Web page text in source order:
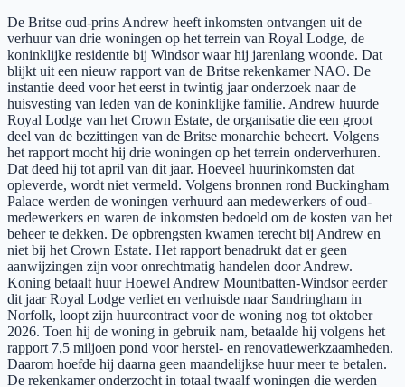
De Britse oud-prins Andrew heeft inkomsten ontvangen uit de
verhuur van drie woningen op het terrein van Royal Lodge, de
koninklijke residentie bij Windsor waar hij jarenlang woonde. Dat
blijkt uit een nieuw rapport van de Britse rekenkamer NAO. De
instantie deed voor het eerst in twintig jaar onderzoek naar de
huisvesting van leden van de koninklijke familie. Andrew huurde
Royal Lodge van het Crown Estate, de organisatie die een groot
deel van de bezittingen van de Britse monarchie beheert. Volgens
het rapport mocht hij drie woningen op het terrein onderverhuren.
Dat deed hij tot april van dit jaar. Hoeveel huurinkomsten dat
opleverde, wordt niet vermeld. Volgens bronnen rond Buckingham
Palace werden de woningen verhuurd aan medewerkers of oud-
medewerkers en waren de inkomsten bedoeld om de kosten van het
beheer te dekken. De opbrengsten kwamen terecht bij Andrew en
niet bij het Crown Estate. Het rapport benadrukt dat er geen
aanwijzingen zijn voor onrechtmatig handelen door Andrew.
Koning betaalt huur Hoewel Andrew Mountbatten-Windsor eerder
dit jaar Royal Lodge verliet en verhuisde naar Sandringham in
Norfolk, loopt zijn huurcontract voor de woning nog tot oktober
2026. Toen hij de woning in gebruik nam, betaalde hij volgens het
rapport 7,5 miljoen pond voor herstel- en renovatiewerkzaamheden.
Daarom hoefde hij daarna geen maandelijkse huur meer te betalen.
De rekenkamer onderzocht in totaal twaalf woningen die werden